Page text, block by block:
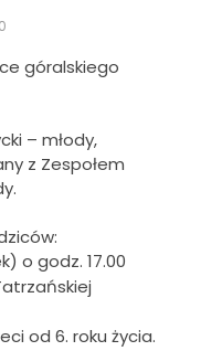
góralskiego
– młody,
z Zespołem
o godz. 17.00
od 6. roku życia.